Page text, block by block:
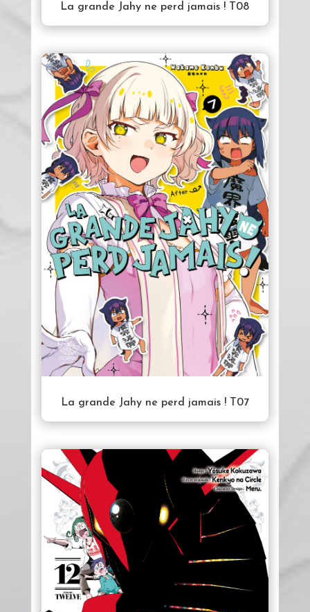
La grande Jahy ne perd jamais ! T08
La grande Jahy ne perd jamais ! T07